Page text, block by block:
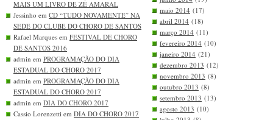
MAIS UM LIVRO DE ZÉ AMARAL
Jessinho em CD “TUDO NOVAMENTE” NA
SEDE DO CLUBE DO CHORO DE SANTOS
Rafael Marques em FESTIVAL DE CHORO
DE SANTOS 2016
admin em PROGRAMAÇÃO DO DIA
ESTADUAL DO CHORO 2017
admin em PROGRAMAÇÃO DO DIA
ESTADUAL DO CHORO 2017
admin em DIA DO CHORO 2017
Cassio Lorenzetti em DIA DO CHORO 2017
maio 2014 (17)
abril 2014 (18)
março 2014 (11)
fevereiro 2014 (10)
janeiro 2014 (21)
dezembro 2013 (12)
novembro 2013 (8)
outubro 2013 (8)
setembro 2013 (13)
agosto 2013 (10)